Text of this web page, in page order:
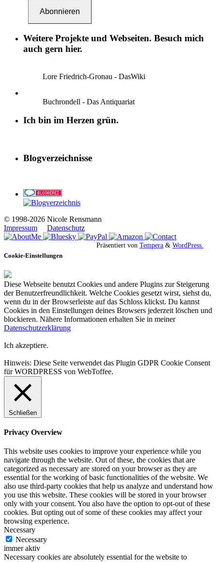
Abonnieren
Weitere Projekte und Webseiten. Besuch mich
auch gern hier.
Lore Friedrich-Gronau - DasWiki
Buchrondell - Das Antiquariat
Ich bin im Herzen grün.
Blogverzeichnisse
© 1998-2026 Nicole Rensmann
Impressum
Datenschutz
Präsentiert von Tempera & WordPress.
Cookie-Einstellungen
Diese Webseite benutzt Cookies und andere Plugins zur Steigerung
der Benutzerfreundlichkeit. Welche Cookies gesetzt wirst, siehst du,
wenn du in der Browserleiste auf das Schloss klickst. Du kannst
Cookies in den Einstellungen deines Browsers jederzeit löschen und
blockieren. Nähere Informationen erhalten Sie in meiner
Datenschutzerklärung
Ich akzeptiere.
Hinweis: Diese Seite verwendet das Plugin GDPR Cookie Consent
für WORDPRESS von WebToffee.
Schließen
Privacy Overview
This website uses cookies to improve your experience while you
navigate through the website. Out of these, the cookies that are
categorized as necessary are stored on your browser as they are
essential for the working of basic functionalities of the website. We
also use third-party cookies that help us analyze and understand how
you use this website. These cookies will be stored in your browser
only with your consent. You also have the option to opt-out of these
cookies. But opting out of some of these cookies may affect your
browsing experience.
Necessary
Necessary
immer aktiv
Necessary cookies are absolutely essential for the website to